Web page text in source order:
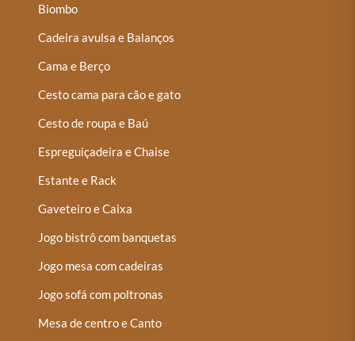
Biombo
Cadeira avulsa e Balanços
Cama e Berço
Cesto cama para cão e gato
Cesto de roupa e Baú
Espreguiçadeira e Chaise
Estante e Rack
Gaveteiro e Caixa
Jogo bistrô com banquetas
Jogo mesa com cadeiras
Jogo sofá com poltronas
Mesa de centro e Canto